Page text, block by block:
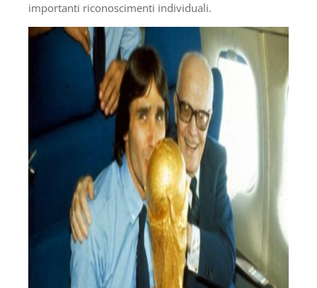
importanti riconoscimenti individuali.